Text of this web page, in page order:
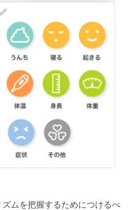
ムを把握するためにつけるべ